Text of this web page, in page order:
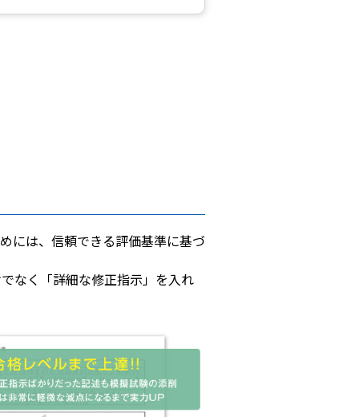
には、信頼できる評価基準に基づ
なく「詳細な修正指示」を入れ